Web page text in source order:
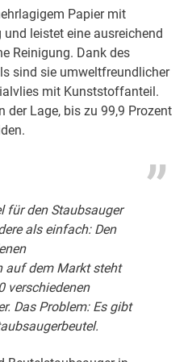
Papier mit
leistet eine ausreichend
Reinigung. Dank des
sind sie umweltfreundlicher
mit Kunststoffanteil.
der Lage, bis zu 99,9 Prozent
für den Staubsauger
als einfach: Den
auf dem Markt steht
verschiedenen
Das Problem: Es gibt